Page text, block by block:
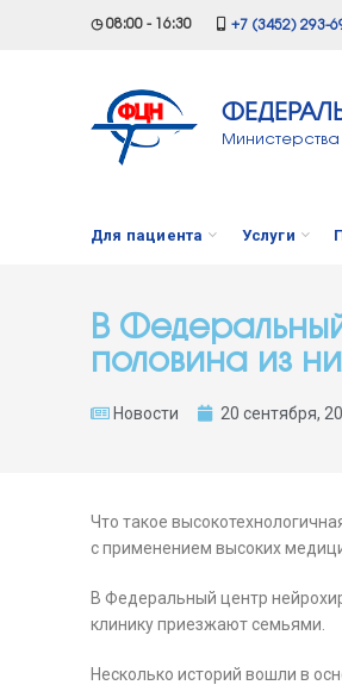
◷ 08:00 - 16:30 +7 (3452) 293-
Для пациента Услуги
В
половина из
Новости 20 сентября,
Что такое
с применением высоких
В Федеральный центр
клинику приезжают семьями.
Несколько историй вошли в